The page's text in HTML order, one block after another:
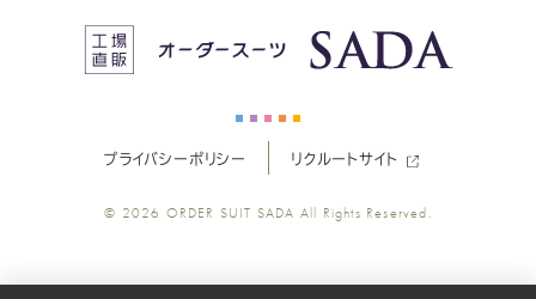
ス
ツ
ス
ー
ス
ー
ツ
ス
ツ
ス
ツ
プライバシーポリシー リクルートサイト
© 2026 ORDER SUIT SADA All Rights Reserved.